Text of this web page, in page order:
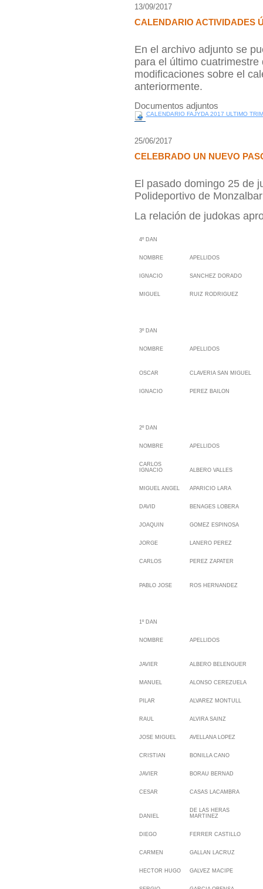
13/09/2017
CALENDARIO ACTIVIDADES
En el archivo adjunto se
para el último
modificaciones sobre el
anteriormente.
Documentos adjuntos
CALENDARIO FAJYDA 2017 ULTIMO
25/06/2017
CELEBRADO UN NUEVO
El pasado domingo 25 de
Polideportivo de
La relación de judokas
4º DAN
NOMBRE APELLIDOS
IGNACIO SANCHEZ DORADO
MIGUEL RUIZ RODRIGUEZ
3º DAN
NOMBRE APELLIDOS
OSCAR CLAVERIA SAN MIGUEL
IGNACIO PEREZ BAILON
2º DAN
NOMBRE APELLIDOS
CARLOS
IGNACIO
ALBERO VALLES
MIGUEL ANGEL APARICIO LARA
DAVID BENAGES LOBERA
JOAQUIN GOMEZ ESPINOSA
JORGE LANERO PEREZ
CARLOS PEREZ ZAPATER
PABLO JOSE ROS HERNANDEZ
1º DAN
NOMBRE APELLIDOS
JAVIER ALBERO BELENGUER
MANUEL ALONSO CEREZUELA
PILAR ALVAREZ MONTULL
RAUL ALVIRA SAINZ
JOSE MIGUEL AVELLANA LOPEZ
CRISTIAN BONILLA CANO
JAVIER BORAU BERNAD
CESAR CASAS LACAMBRA
DANIEL
DE LAS HERAS
MARTINEZ
DIEGO FERRER CASTILLO
CARMEN GALLAN LACRUZ
HECTOR HUGO GALVEZ MACIPE